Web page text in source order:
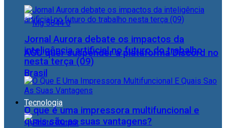
AGU quer suspender a plataforma Discord no
Brasil
Tecnologia
Jornal Aurora debate os impactos da
inteligência artificial no futuro do trabalho
nesta terça (09)
O que é uma impressora multifuncional e
quais são as suas vantagens?